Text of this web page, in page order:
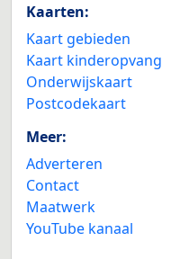
Kaarten:
Kaart gebieden
Kaart kinderopvang
Onderwijskaart
Postcodekaart
Meer:
Adverteren
Contact
Maatwerk
YouTube kanaal